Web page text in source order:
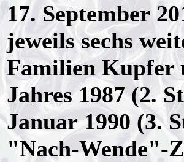
17. September
jeweils sechs
Familien Kupfer
Jahres 1987 (2.
Januar 1990 (3.
"Nach-Wende"-